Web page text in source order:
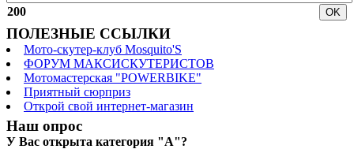
200
ПОЛЕЗНЫЕ ССЫЛКИ
Мото-скутер-клуб Mosquito'S
ФОРУМ МАКСИСКУТЕРИСТОВ
Мотомастерская "POWERBIKE"
Приятный сюрприз
Открой свой интернет-магазин
Наш опрос
У Вас открыта категория "А"?